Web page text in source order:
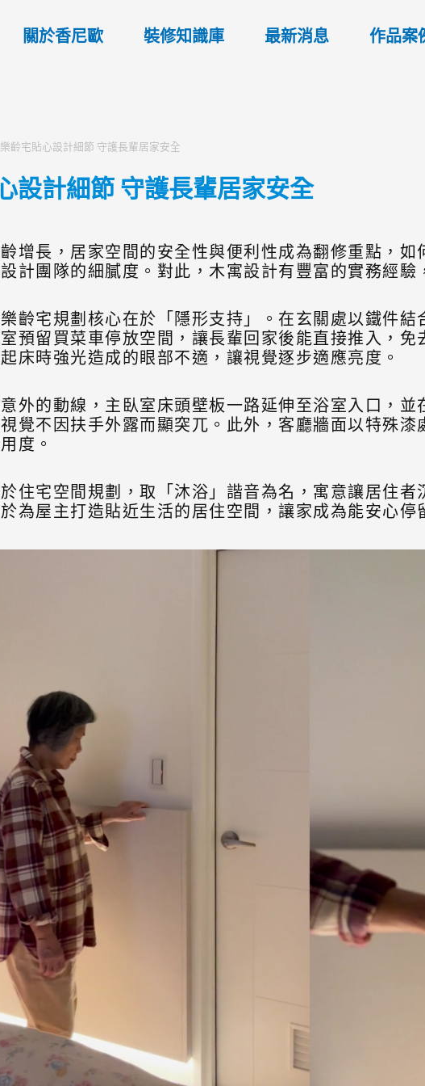
關於香尼歐 裝修知識庫 最新消息 作品案
樂齡宅貼心設計細節 守護長輩居家安全
設計細節 守護長輩居家安全
增長，居家空間的安全性與便利性成為翻修重點，
計團隊的細膩度。對此，木寓設計有豐富的實務經驗
齡宅規劃核心在於「隱形支持」。在玄關處以鐵件
預留買菜車停放空間，讓長輩回家後能直接推入，
床時強光造成的眼部不適，讓視覺逐步適應亮度。
外的動線，主臥室床頭壁板一路延伸至浴室入口，
覺不因扶手外露而顯突兀。此外，客廳牆面以特殊
度。
住宅空間規劃，取「沐浴」諧音為名，寓意讓居住
為屋主打造貼近生活的居住空間，讓家成為能安心停